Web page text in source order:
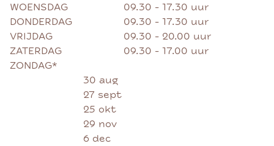
WOENSDAG
09.30 - 17.30 uur
DONDERDAG
09.30 - 17.30 uur
VRIJDAG
09.30 - 20.00 uur
ZATERDAG
09.30 - 17.00 uur
ZONDAG*
30 aug
27 sept
25 okt
29 nov
6 dec